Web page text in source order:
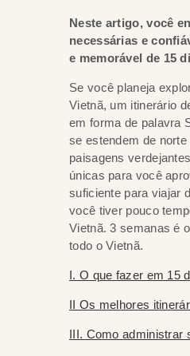
Neste artigo, você
necessárias e
e memorável de 15
Se você planeja
Vietnã, um itinerário
em forma de palavra
se estendem de
paisagens
únicas para você
suficiente para viajar
você tiver pouco
Vietnã. 3 semanas é
todo o Vietnã.
I. O que fazer em 15
II Os melhores
III. Como administrar